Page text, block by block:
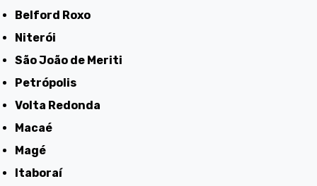
Belford Roxo
Niterói
São João de Meriti
Petrópolis
Volta Redonda
Macaé
Magé
Itaboraí